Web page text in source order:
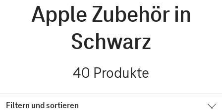
Apple Zubehör in
Schwarz
40 Produkte
Filtern und sortieren